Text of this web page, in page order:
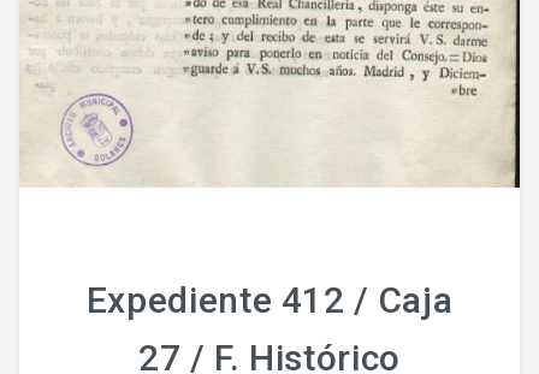
Expediente 412 / Caja
27 / F. Histórico